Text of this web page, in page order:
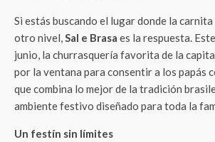
Si estás buscando el lugar donde la carnita
otro nivel,Sal e Brasa es la respuesta.
junio, la churrasquería favorita de la
por la ventana para consentir a los papás
que combina lo mejor de la tradición
ambiente festivo diseñado para toda la
Un festín sin límites